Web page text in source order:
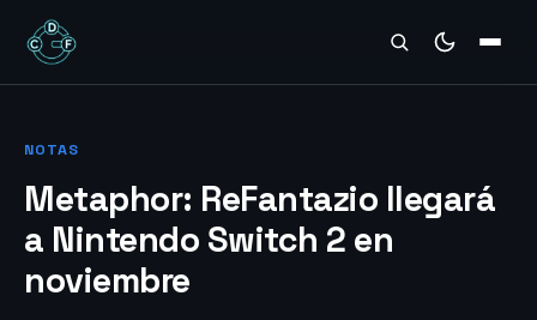
REVIEWS
NOTAS
Metaphor: ReFantazio llegará
a Nintendo Switch 2 en
noviembre